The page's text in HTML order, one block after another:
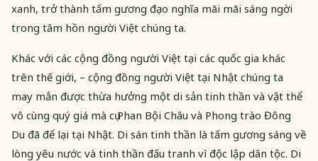
xanh, trở thành tấm gương đạo nghĩa mãi mãi sáng ngời
trong tâm hồn người Việt chúng ta.
Khác với các cộng đồng người Việt tại các quốc gia khác
trên thế giới, – cộng đồng người Việt tại Nhật chúng ta
may mắn được thừa hưởng một di sản tinh thần và vật thể
vô cùng quý giá mà cụ Phan Bội Châu và Phong trào Đông
Du đã để lại tại Nhật. Di sán tinh thần là tấm gương sáng về
lòng yêu nước và tinh thần đấu tranh vì độc lập dân tộc. Di